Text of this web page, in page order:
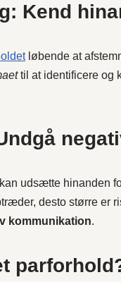
Kend
løbende at
til at identificere og
udsætte hinanden
desto større er
kommunikation.